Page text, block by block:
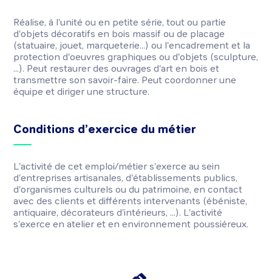
Réalise, à l'unité ou en petite série, tout ou partie
d'objets décoratifs en bois massif ou de placage
(statuaire, jouet, marqueterie...) ou l'encadrement et la
protection d'oeuvres graphiques ou d'objets (sculpture,
...). Peut restaurer des ouvrages d'art en bois et
transmettre son savoir-faire. Peut coordonner une
équipe et diriger une structure.
Conditions d’exercice du métier
L'activité de cet emploi/métier s'exerce au sein
d'entreprises artisanales, d'établissements publics,
d'organismes culturels ou du patrimoine, en contact
avec des clients et différents intervenants (ébéniste,
antiquaire, décorateurs d'intérieurs, ...). L'activité
s'exerce en atelier et en environnement poussiéreux.